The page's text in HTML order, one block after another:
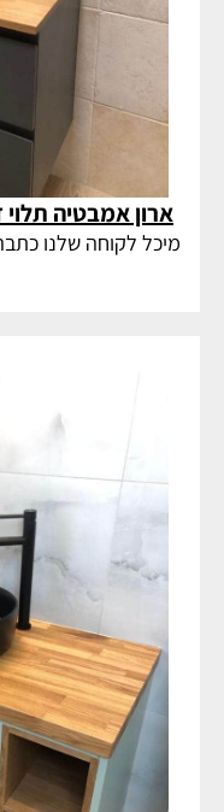
ארון אמבטיה
מיכל לקוחה שלנו